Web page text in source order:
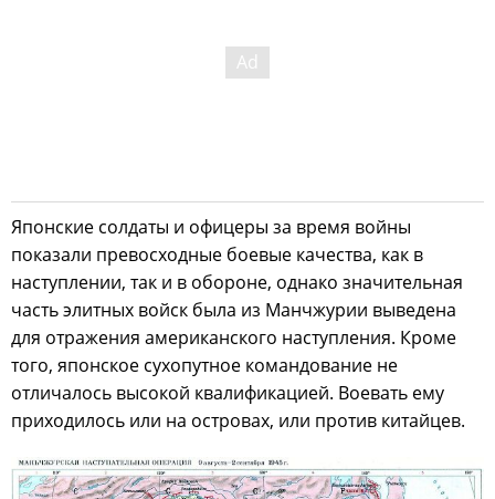
Японские солдаты и офицеры за время войны
показали превосходные боевые качества, как в
наступлении, так и в обороне, однако значительная
часть элитных войск была из Манчжурии выведена
для отражения американского наступления. Кроме
того, японское сухопутное командование не
отличалось высокой квалификацией. Воевать ему
приходилось или на островах, или против китайцев.